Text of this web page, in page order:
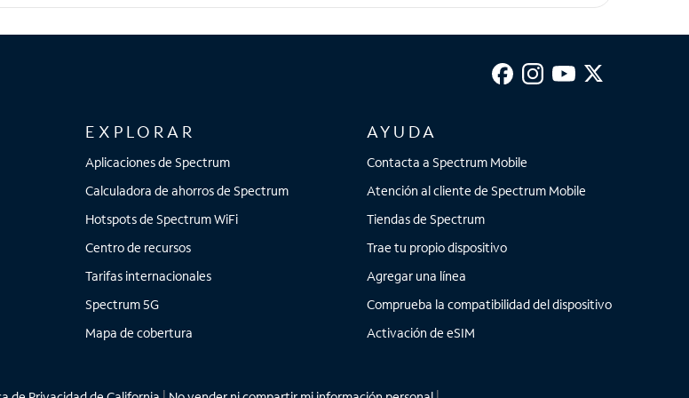
EXPLORAR
Aplicaciones de Spectrum
Calculadora de ahorros de Spectrum
Hotspots de Spectrum WiFi
Centro de recursos
Tarifas internacionales
Spectrum 5G
Mapa de cobertura
AYUDA
Contacta a Spectrum Mobile
Atención al cliente de Spectrum Mobile
Tiendas de Spectrum
Trae tu propio dispositivo
Agregar una línea
Comprueba la compatibilidad del dispositivo
Activación de eSIM